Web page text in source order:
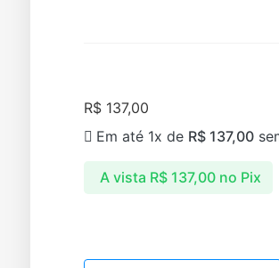
R$ 137,00
A vista R$137,00 no Pix
Em até 1x de R$ 137,00